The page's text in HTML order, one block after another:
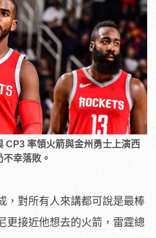
CP3 率領火箭與金州勇士上演西
幸落敗。
，對所有人來講都可說是最棒
更接近他想去的火箭，雷霆總